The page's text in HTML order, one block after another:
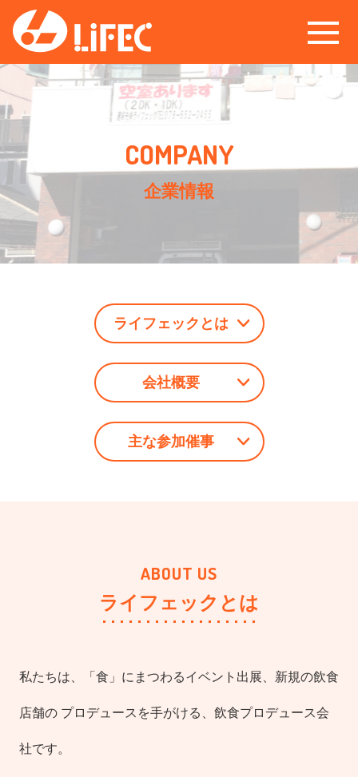
企業情報
ライフェックとは
会社概要
主な参加催事
ライフェックとは
私たちは、「食」にまつわるイベント出展、新規の飲食
店舗の プロデュースを手がける、飲食プロデュース会
社です。